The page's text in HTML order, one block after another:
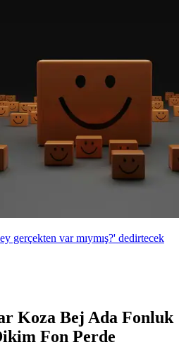
gerçekten var mıymış?' dedirtecek
Koza Bej Ada Fonluk
Fon Perde